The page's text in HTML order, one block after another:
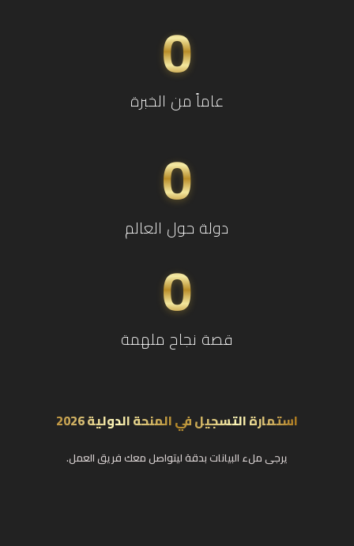
0
عاماً من الخبرة
0
دولة حول العالم
0
قصة نجاح ملهمة
استمارة التسجيل في المنحة الدولية 2026
يرجى ملء البيانات بدقة ليتواصل معك فريق العمل.